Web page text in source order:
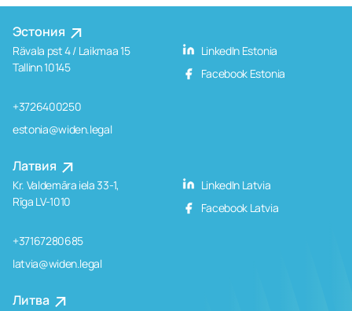
Эстония
Rävala pst 4 / Laikmaa 15
Tallinn 10145
+3726400250
estonia@widen.legal
LinkedIn Estonia
Facebook Estonia
Латвия
Kr. Valdemāra iela 33-1,
Rīga LV-1010
+37167280685
latvia@widen.legal
LinkedIn Latvia
Facebook Latvia
Литва